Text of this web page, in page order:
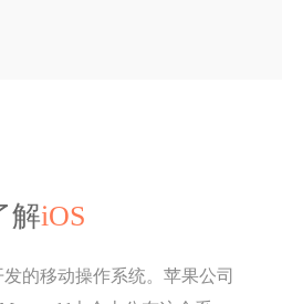
解iOS
的移动操作系统。苹果公司